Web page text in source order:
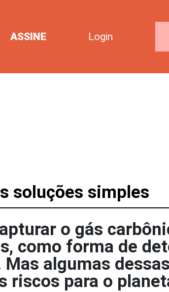
ASSINE Login
soluções simples
o gás
como forma de
algumas
riscos para o